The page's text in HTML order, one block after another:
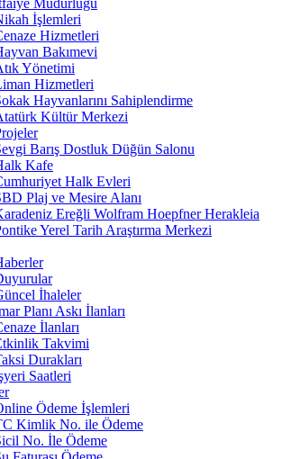
Müdürlüğü
İşlemleri
Hizmetleri
Bakımevi
Yönetimi
Hizmetleri
Hayvanlarını Sahiplendirme
Kültür Merkezi
Barış Dostluk Düğün Salonu
Kafe
Halk Evleri
Plaj ve Mesire Alanı
Ereğli Wolfram Hoepfner Herakleia
Yerel Tarih Araştırma Merkezi
İhaleler
Planı Askı İlanları
İlanları
Takvimi
Durakları
Saatleri
Ödeme İşlemleri
Kimlik No. ile Ödeme
No. İle Ödeme